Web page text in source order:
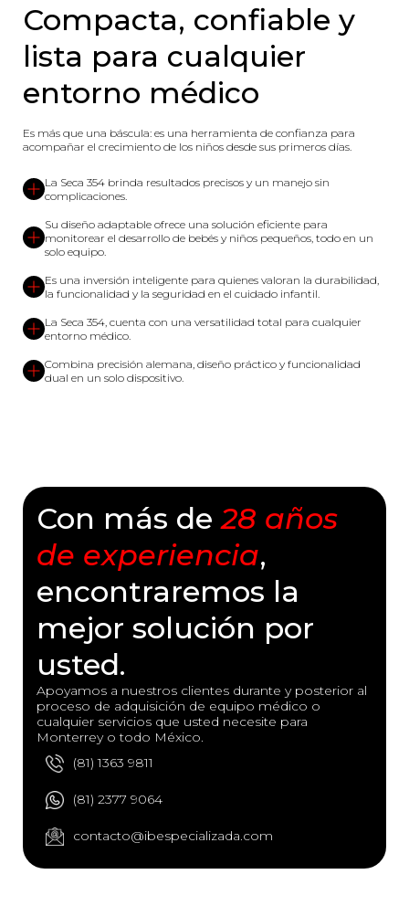
Compacta, confiable y
lista para cualquier
entorno médico
Es más que una báscula: es una herramienta de confianza para
acompañar el crecimiento de los niños desde sus primeros días.
La Seca 354 brinda resultados precisos y un manejo sin
complicaciones.
Su diseño adaptable ofrece una solución eficiente para
monitorear el desarrollo de bebés y niños pequeños, todo en un
solo equipo.
Es una inversión inteligente para quienes valoran la durabilidad,
la funcionalidad y la seguridad en el cuidado infantil.
La Seca 354, cuenta con una versatilidad total para cualquier
entorno médico.
Combina precisión alemana, diseño práctico y funcionalidad
dual en un solo dispositivo.
Con más de28 años
de experiencia,
encontraremos la
mejor solución por
usted.
Apoyamos a nuestros clientes durante y posterior al
proceso de adquisición de equipo médico o
cualquier servicios que usted necesite para
Monterrey o todo México.
(81) 1363 9811
(81) 2377 9064
contacto@ibespecializada.com